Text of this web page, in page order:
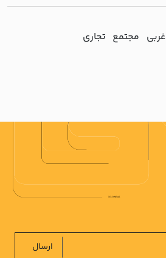
تهرانپارس خيابان 166 غربي مجتمع تجاري
ارسال